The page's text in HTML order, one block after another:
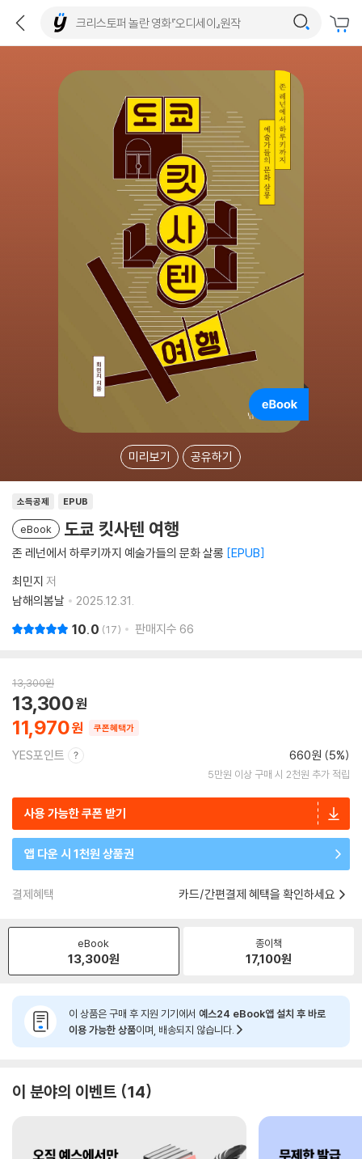
미리보기 공유하기
소득공제 EPUB
eBook 도쿄 킷사텐 여행
존 레넌에서 하루키까지 예술가들의 문화 살롱 EPUB
최민지 저
남해의봄날
2025.12.31.
10.0 17 판매지수 66
13,300원
11,970
13,300
쿠폰혜택가
YES포인트 660원 (5%)
5만원 이상 구매 시 2천원 추가 적립
사용 가능한 쿠폰 받기
앱 다운 시 1천원 상품권
결제혜택 카드/간편결제 혜택을 확인하세요
eBook
13,300원
종이책
17,100원
이 상품은 구매 후 지원 기기에서 예스24 eBook앱 설치 후 바로
이용 가능한 상품이며, 배송되지 않습니다.
이 분야의 이벤트 14